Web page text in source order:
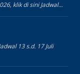
klik di sini Jadwal...
13 s.d. 17 Juli